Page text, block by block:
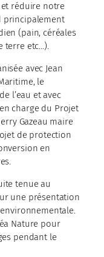
et réduire notre
principalement
(pain, céréales
terre etc…).
avec Jean
le
l’eau et avec
charge du Projet
Gazeau maire
de protection
en
tenue au
une présentation
Nature pour
pendant le